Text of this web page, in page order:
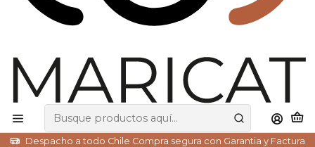
Despacho a todo Chile Compra segura con Garantia y Factura